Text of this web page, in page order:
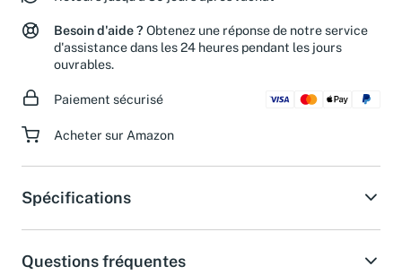
Retours jusqu'à 30 jours après l'achat
Besoin d'aide ?Obtenez une réponse de notre service
d'assistance dans les 24 heures pendant les jours
Spécifications